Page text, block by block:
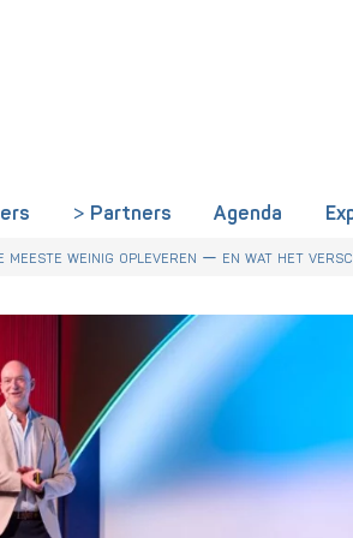
Partners Agenda
kabinet. Skills-gerichte
een gemeenschappelijke skillstaal
dit een wake-up call is voor HR in
meeste weinig opleveren — en wat het